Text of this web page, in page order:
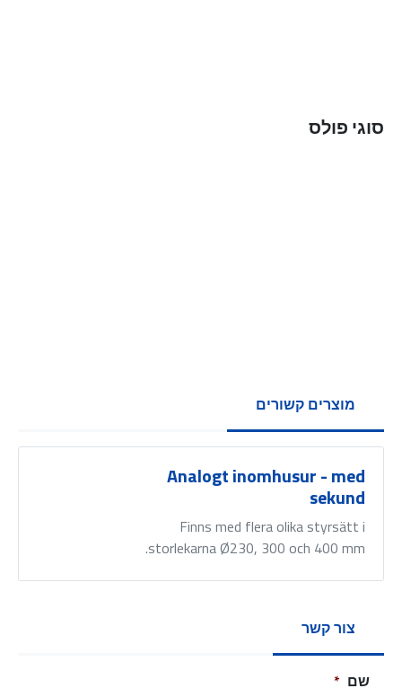
סוגי פולס
מוצרים קשורים
Analogt inomhusur - med
sekund
Finns med flera olika styrsätt i
storlekarna Ø230, 300 och 400 mm.
צור קשר
שם *